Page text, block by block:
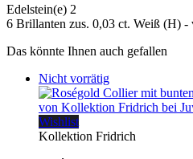
Edelstein(e) 2
6 Brillanten zus. 0,03 ct. Weiß (H) -
Das könnte Ihnen auch gefallen
Nicht vorrätig
Wishlist
Kollektion Fridrich